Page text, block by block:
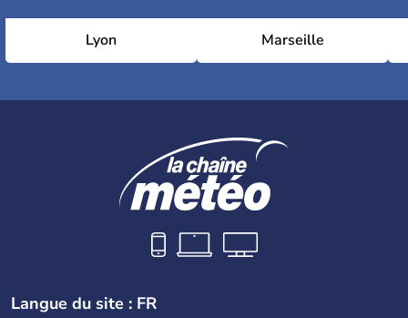
Lyon Marseille
Langue du site : FR